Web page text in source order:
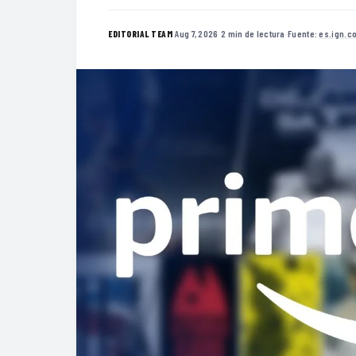
EDITORIAL TEAM·Aug 7, 2026 ·2 min de lectura ·Fuente: